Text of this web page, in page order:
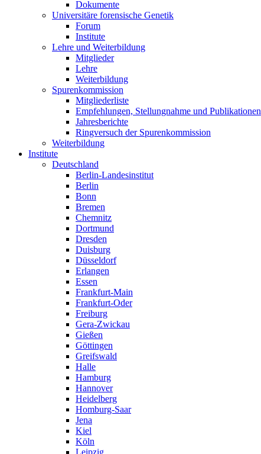
Dokumente
Universitäre forensische Genetik
Forum
Institute
Lehre und Weiterbildung
Mitglieder
Lehre
Weiterbildung
Spurenkommission
Mitgliederliste
Empfehlungen, Stellungnahme und Publikationen
Jahresberichte
Ringversuch der Spurenkommission
Weiterbildung
Institute
Deutschland
Berlin-Landesinstitut
Berlin
Bonn
Bremen
Chemnitz
Dortmund
Dresden
Duisburg
Düsseldorf
Erlangen
Essen
Frankfurt-Main
Frankfurt-Oder
Freiburg
Gera-Zwickau
Gießen
Göttingen
Greifswald
Halle
Hamburg
Hannover
Heidelberg
Homburg-Saar
Jena
Kiel
Köln
Leipzig